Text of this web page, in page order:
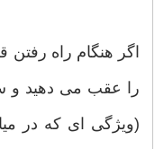
اگر هنگام راه رفتن
را عقب می دهید و
(ویژگی ای که در